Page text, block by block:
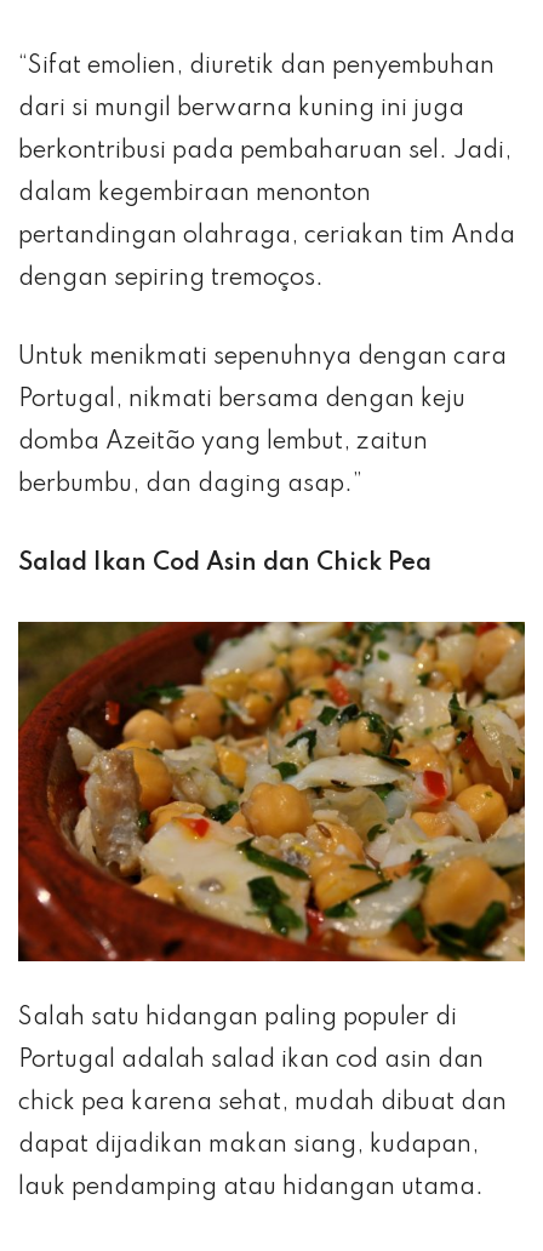
“Sifat emolien, diuretik dan penyembuhan
dari si mungil berwarna kuning ini juga
berkontribusi pada pembaharuan sel. Jadi,
dalam kegembiraan menonton
pertandingan olahraga, ceriakan tim Anda
dengan sepiring tremoços.
Untuk menikmati sepenuhnya dengan cara
Portugal, nikmati bersama dengan keju
domba Azeitão yang lembut, zaitun
berbumbu, dan daging asap.”
Salad Ikan Cod Asin dan Chick Pea
Salah satu hidangan paling populer di
Portugal adalah salad ikan cod asin dan
chick pea karena sehat, mudah dibuat dan
dapat dijadikan makan siang, kudapan,
lauk pendamping atau hidangan utama.